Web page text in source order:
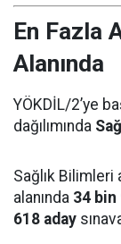
En Fazla
Alanında
YÖKDİL/2’ye
dağılımında
Sağlık Bilimleri
alanında 34 bin
618 aday